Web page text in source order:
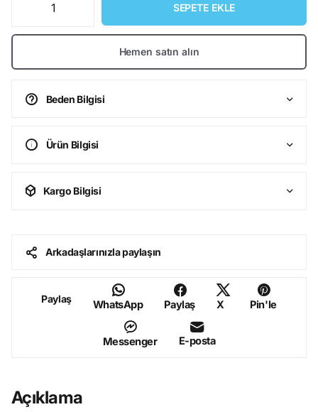
SEPETE EKLE
Hemen satın alın
Beden Bilgisi
Ürün Bilgisi
Kargo Bilgisi
Arkadaşlarınızla paylaşın
Paylaş WhatsApp Paylaş X Pin'le
Messenger E-posta
Açıklama